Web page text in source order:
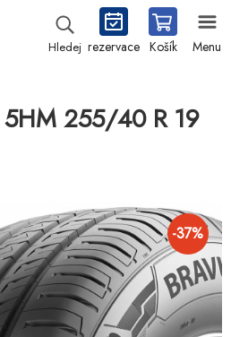
Hledej rezervace Košík Menu
5HM 255/40 R 19
-37%